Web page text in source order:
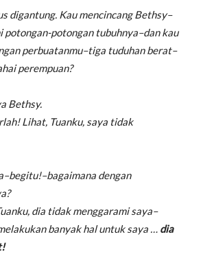
digantung. Kau mencincang Bethsy–
potongan-potongan tubuhnya–dan kau
perbuatanmu–tiga tuduhan berat–
perempuan?
Bethsy.
Lihat, Tuanku, saya tidak
dengan
dia tidak menggarami saya–
banyak hal untuk saya … dia